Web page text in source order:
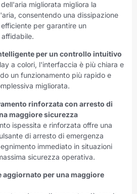
migliorata migliora la
consentendo una dissipazione
per garantire un
per un controllo intuitivo
a colori, l'interfaccia è più chiara e
un funzionamento più rapido e
migliorata.
rinforzata con arresto di
maggiore sicurezza
ispessita e rinforzata offre una
di arresto di emergenza
immediato in situazioni
sicurezza operativa.
aggiornato per una maggiore